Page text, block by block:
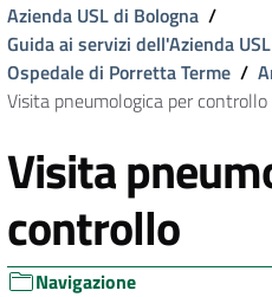
Azienda USL di Bologna /
Guida ai servizi dell'Azienda
Ospedale di Porretta Terme /
Visita pneumologica per controllo
Visita
controllo
Navigazione